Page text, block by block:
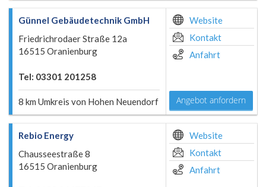
Günnel Gebäudetechnik GmbH
Friedrichrodaer Straße 12a
16515 Oranienburg
Tel: 03301 201258
8 km Umkreis von Hohen Neuendorf
Website
Kontakt
Anfahrt
Angebot anfordern
Rebio Energy
Chausseestraße 8
16515 Oranienburg
Website
Kontakt
Anfahrt